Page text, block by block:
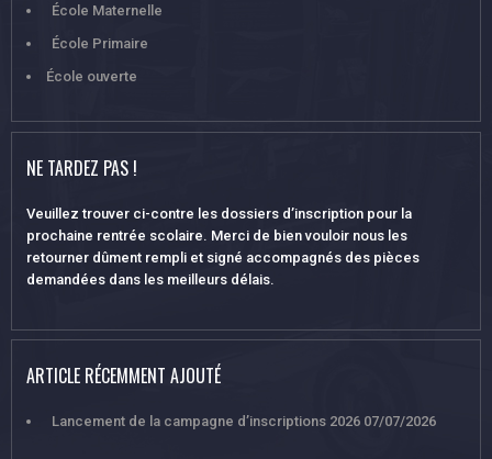
École Maternelle
École Primaire
École ouverte
NE TARDEZ PAS !
Veuillez trouver ci-contre les dossiers d’inscription pour la
prochaine rentrée scolaire. Merci de bien vouloir nous les
retourner dûment rempli et signé accompagnés des pièces
demandées dans les meilleurs délais.
ARTICLE RÉCEMMENT AJOUTÉ
Lancement de la campagne d’inscriptions 2026 07/07/2026